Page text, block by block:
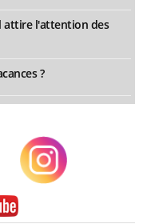
attire l'attention des
?